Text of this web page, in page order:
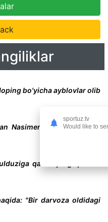
bo'yicha ayblovlar olib
Nasimentoning vafotidan
qarshi jang qiladi -
"Bir darvoza oldidagi
sportuz.tv
Would like to